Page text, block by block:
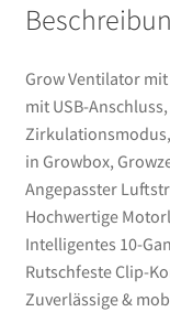
für
&
Kühlung
in
Growbox,
Growzelt,
2er-
Set
Menge
Grow Ventilator
mit USB-
in Growbox,
Angepasster
Hochwertige
Intelligentes 10-
Rutschfeste Clip-
Zuverlässige &